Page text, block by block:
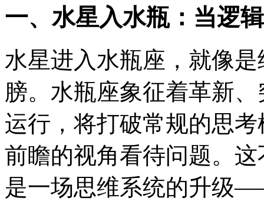
一、水星入水瓶：当逻
水星进入水瓶座，就像
膀。水瓶座象征着革新
运行，将打破常规的思
前瞻的视角看待问题。
是一场思维系统的升级